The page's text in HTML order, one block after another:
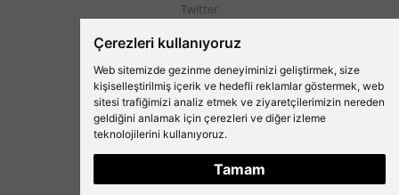
Çerezleri kullanıyoruz
Web sitemizde gezinme deneyiminizi geliştirmek, size
kişiselleştirilmiş içerik ve hedefli reklamlar göstermek, web
sitesi trafiğimizi analiz etmek ve ziyaretçilerimizin nereden
geldiğini anlamak için çerezleri ve diğer izleme
teknolojilerini kullanıyoruz.
Tamam
Twitter
Beşiktaş'ın Medyası